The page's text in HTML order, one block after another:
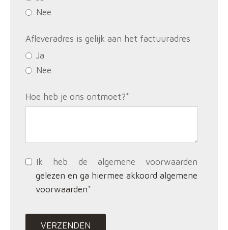
Nee
Afleveradres is gelijk aan het factuuradres
Ja
Nee
Hoe heb je ons ontmoet?*
Ik heb de algemene voorwaarden
gelezen en ga hiermee akkoord algemene
voorwaarden*